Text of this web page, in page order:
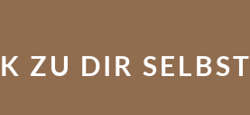
ZU DIR SELBST